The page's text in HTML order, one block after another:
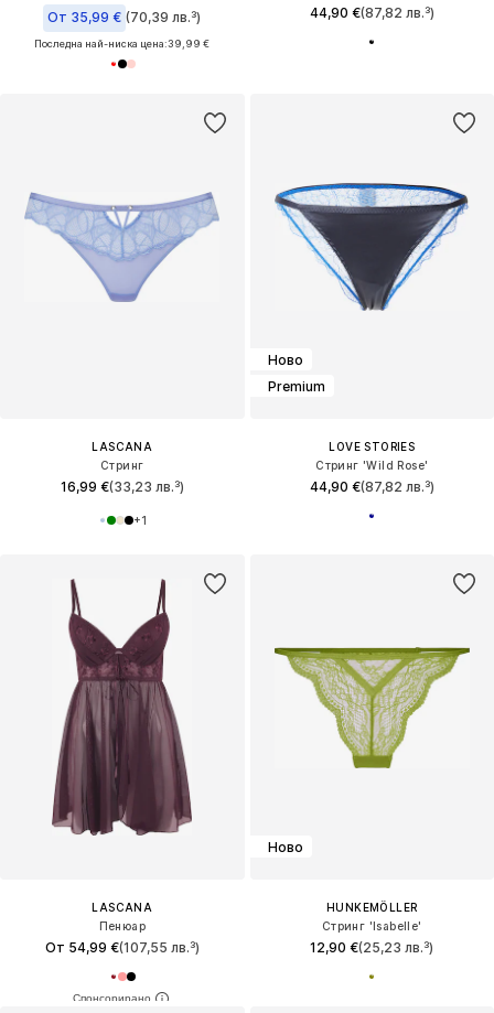
От 35,99 € (70,39 лв.³)
Последна най-ниска цена:39,99 €
44,90 €(87,82 лв.³)
LASCANA
Стринг
16,99 €(33,23 лв.³)
+1
Ново
Premium
LOVE STORIES
Стринг 'Wild Rose'
44,90 €(87,82 лв.³)
LASCANA
Пенюар
От 54,99 €(107,55 лв.³)
Ново
HUNKEMÖLLER
Стринг 'Isabelle'
12,90 €(25,23 лв.³)